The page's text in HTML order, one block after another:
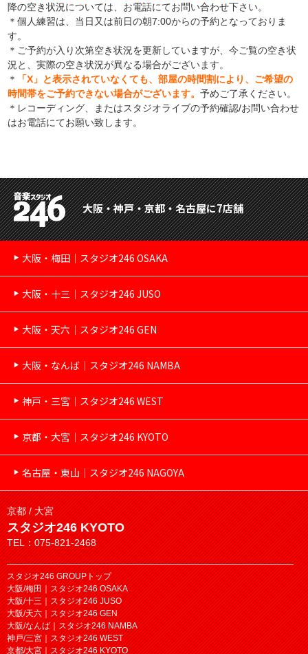
降の空き状況については、お電話にてお問い合わせ下さい。
＊個人練習は、当日又は前日の朝7:00からの予約となっておりま
す。
＊ご予約が入り次第空き状況を更新していますが、今ご覧の空き状
況と、実際の空き状況が異なる場合がございます。
＊
「X」と表示されていなくても、部屋の時間割により、ご希望の
時間帯をご予約できない場合がございます。予めご了承ください。
＊レコーディング、またはスタジオライブの予約確認/お問い合わせ
はお電話にてお願い致します。
大阪・神戸・京都・名古屋に7店舗
大阪・梅田｜スタジオ246 OSAKA
大阪・十三｜スタジオ246 JUSO
大阪・天六｜スタジオ246 GEN
大阪・なんば｜スタジオ246 NAMBA
神戸・三宮｜スタジオ246 WEST
京都・大宮｜スタジオ246 KYOTO
名古屋・東山｜スタジオ246 NAGOYA
京都 / 大宮
スタジオ246 KYOTO
TEL：075-821-2468
スタジオ246 GROUPトップ
大阪/梅田｜スタジオ246 OSAKA
大阪/十三｜スタジオ246 JUSO
大阪/天六｜スタジオ246 GEN
大阪/なんば｜スタジオ246 NAMBA
神戸/三宮｜スタジオ246 WEST
京都/大宮｜スタジオ246 KYOTO